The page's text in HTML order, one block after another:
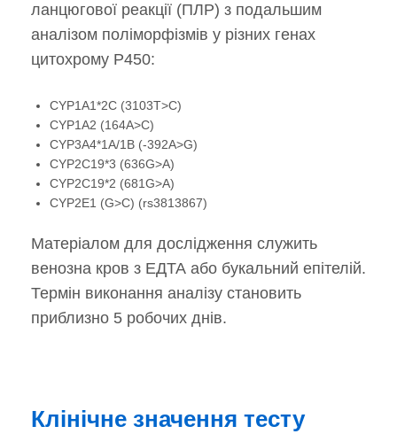
ланцюгової реакції (ПЛР) з подальшим
аналізом поліморфізмів у різних генах
цитохрому P450:
CYP1A1*2C (3103T>C)
CYP1A2 (164A>C)
CYP3A4*1A/1B (-392A>G)
CYP2C19*3 (636G>A)
CYP2C19*2 (681G>A)
CYP2E1 (G>C) (rs3813867)
Матеріалом для дослідження служить
венозна кров з ЕДТА або букальний епітелій.
Термін виконання аналізу становить
приблизно 5 робочих днів.
Клінічне значення тесту